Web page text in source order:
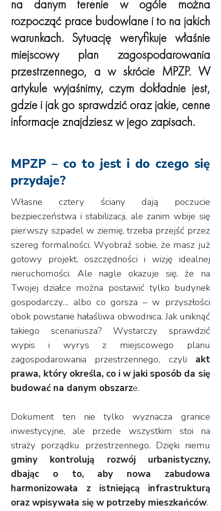
na danym terenie w ogóle można
rozpocząć prace budowlane i to na jakich
warunkach. Sytuację weryfikuje właśnie
miejscowy plan zagospodarowania
przestrzennego, a w skrócie MPZP. W
artykule wyjaśnimy, czym dokładnie jest,
gdzie i jak go sprawdzić oraz jakie, cenne
informacje znajdziesz w jego zapisach.
MPZP – co to jest i do czego się
przydaje?
Własne cztery ściany dają poczucie
bezpieczeństwa i stabilizacji, ale zanim wbije się
pierwszy szpadel w ziemię, trzeba przejść przez
szereg formalności. Wyobraź sobie, że masz już
gotowy projekt, oszczędności i wizję idealnej
nieruchomości. Ale nagle okazuje się, że na
Twojej działce można postawić tylko budynek
gospodarczy… albo co gorsza – w przyszłości
obok powstanie hałaśliwa obwodnica. Jak uniknąć
takiego scenariusza? Wystarczy sprawdzić
wypis i wyrys z miejscowego planu
zagospodarowania przestrzennego, czyli akt
prawa, który określa, co i w jaki sposób da się
budować na danym obszarze.
Dokument ten nie tylko wyznacza granice
inwestycyjne, ale przede wszystkim stoi na
straży porządku przestrzennego. Dzięki niemu
gminy kontrolują rozwój urbanistyczny,
dbając o to, aby nowa zabudowa
harmonizowała z istniejącą infrastrukturą
oraz wpisywała się w potrzeby mieszkańców.